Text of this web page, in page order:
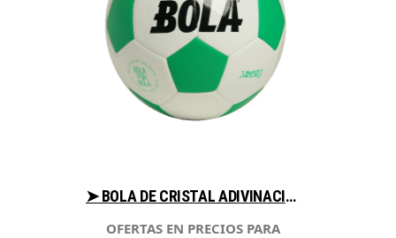
➤ BOLA DE CRISTAL ADIVINACIÓN AYUDA AL COMPRAR CON LIBRERIAESOTERICA.NET
OFERTAS EN PRECIOS PARA